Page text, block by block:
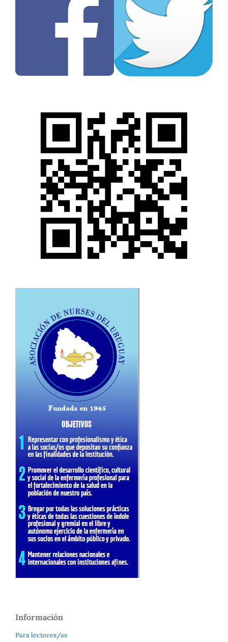
Información
Para lectores/as